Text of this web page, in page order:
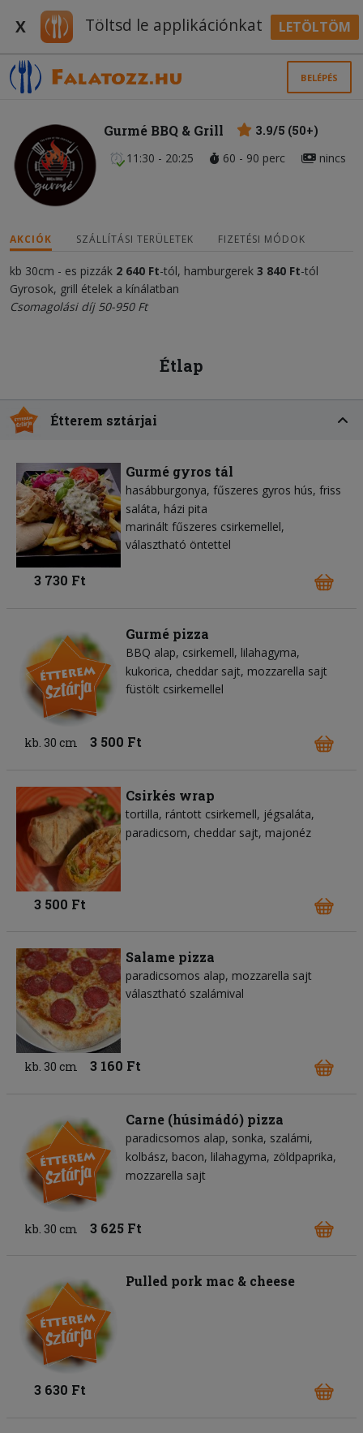
X Töltsd le applikációnkat LETÖLTÖM
BELÉPÉS
Gurmé BBQ & Grill
3.9/5 (50+)
11:30 - 20:25
60 - 90 perc nincs
AKCIÓK SZÁLLÍTÁSI TERÜLETEK FIZETÉSI MÓDOK
kb 30cm - es pizzák 2 640 Ft-tól, hamburgerek 3 840 Ft-tól
Gyrosok, grill ételek a kínálatban
Csomagolási díj 50-950 Ft
Étlap
Étterem sztárjai
Gurmé gyros tál
hasábburgonya fűszeres gyros hús friss
saláta házi pita
marinált fűszeres csirkemellel,
választható öntettel
3 730 Ft
Gurmé pizza
BBQ alap csirkemell lilahagyma
kukorica cheddar sajt mozzarella sajt
füstölt csirkemellel
kb. 30 cm 3 500 Ft
Csirkés wrap
tortilla rántott csirkemell jégsaláta
paradicsom cheddar sajt majonéz
3 500 Ft
Salame pizza
paradicsomos alap mozzarella sajt
választható szalámival
kb. 30 cm 3 160 Ft
Carne (húsimádó) pizza
paradicsomos alap sonka szalámi
kolbász bacon lilahagyma zöldpaprika
mozzarella sajt
kb. 30 cm 3 625 Ft
Pulled pork mac & cheese
3 630 Ft